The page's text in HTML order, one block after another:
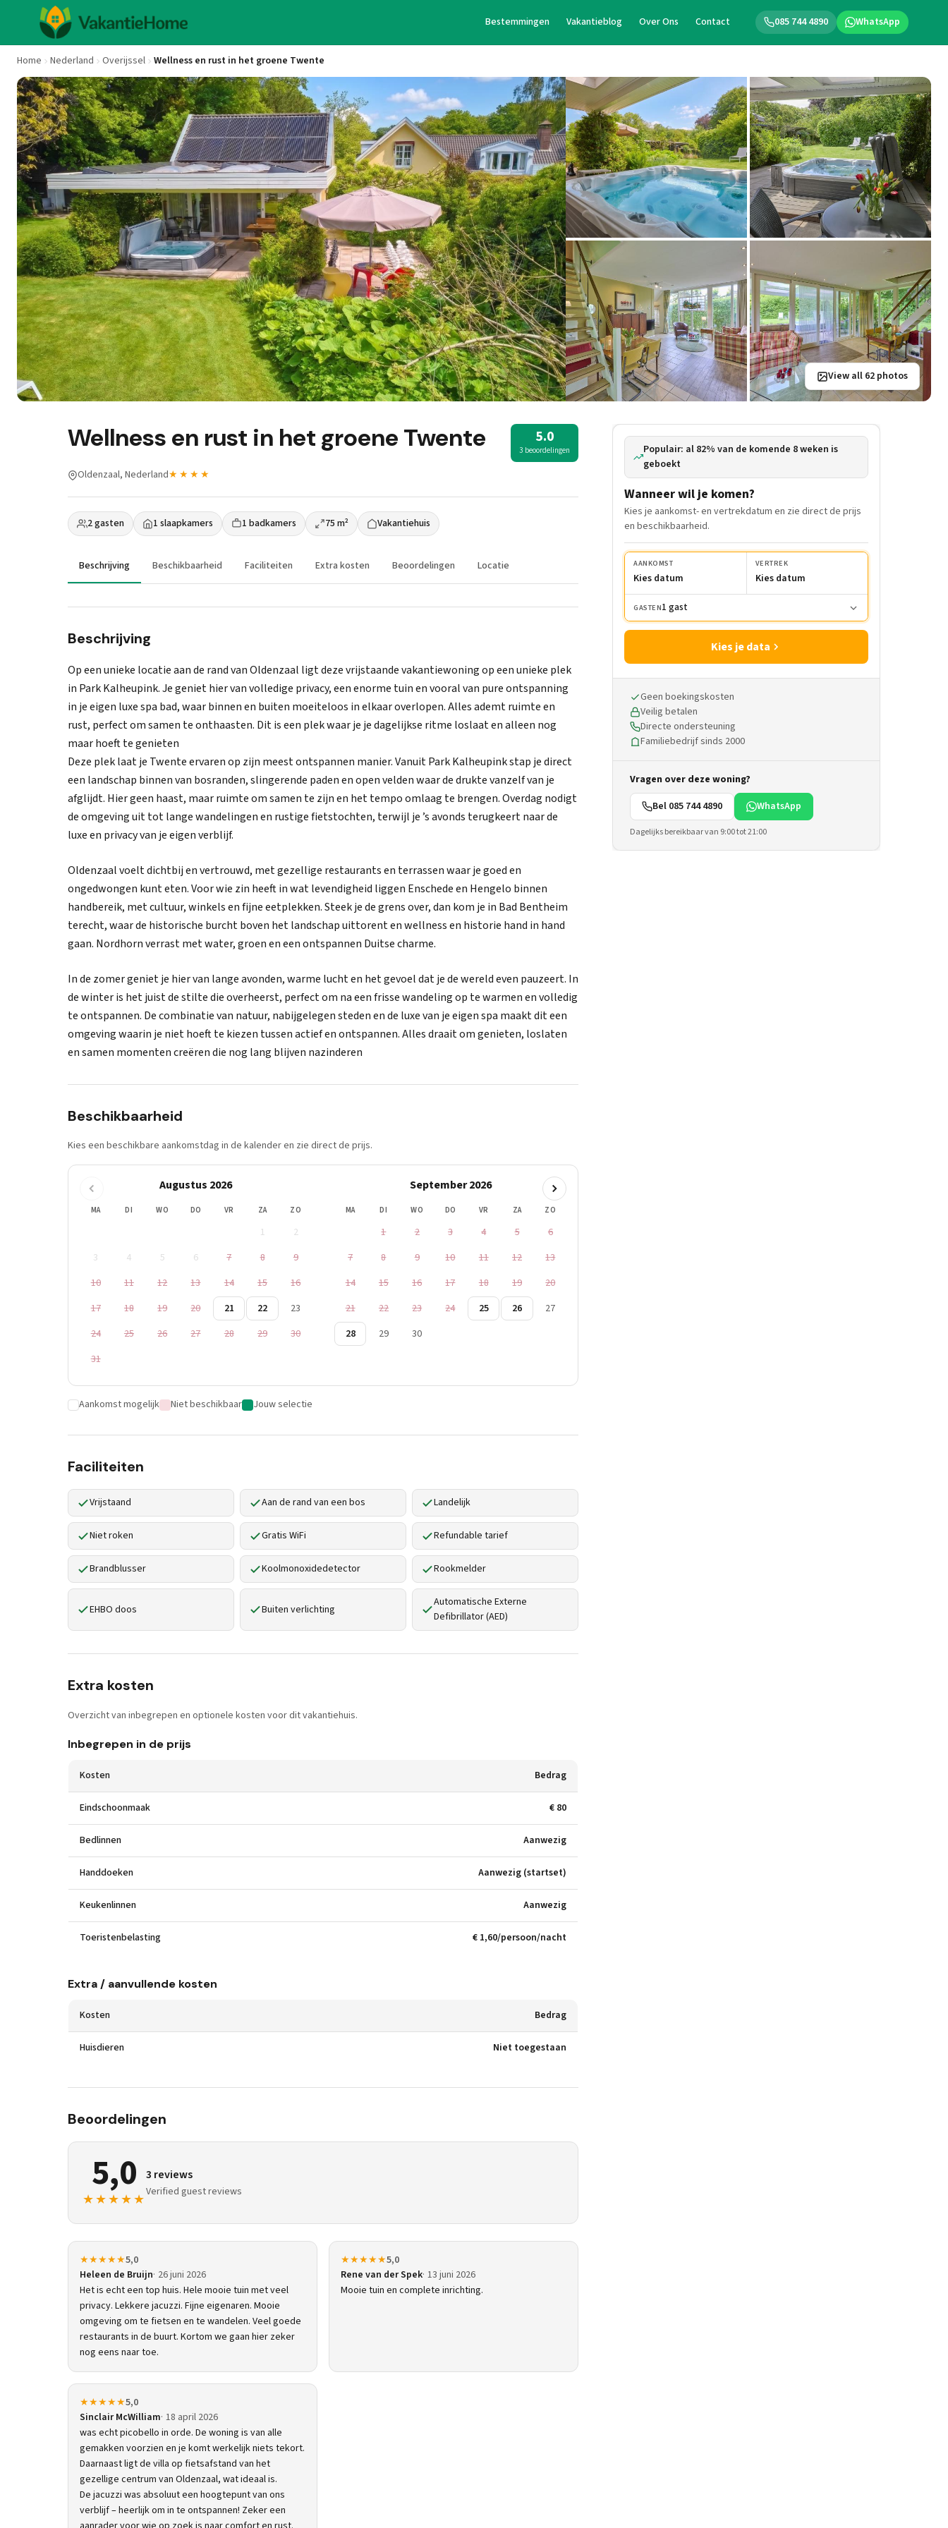
085 744 4890 WhatsApp
Bestemmingen Vakantieblog Over Ons Contact
Home Nederland Overijssel Wellness en rust in het groene Twente
View all 62 photos
Wellness en rust in het groene Twente 5.0
3 beoordelingen
Oldenzaal, Nederland★★★★
2 gasten 1 slaapkamers 1 badkamers 75 m² Vakantiehuis
Beschrijving Beschikbaarheid Faciliteiten Extra kosten Beoordelingen Locatie
Beschrijving
Op een unieke locatie aan de rand van Oldenzaal ligt deze vrijstaande vakantiewoning op een unieke plek
in Park Kalheupink. Je geniet hier van volledige privacy, een enorme tuin en vooral van pure ontspanning
in je eigen luxe spa bad, waar binnen en buiten moeiteloos in elkaar overlopen. Alles ademt ruimte en
rust, perfect om samen te onthaasten. Dit is een plek waar je je dagelijkse ritme loslaat en alleen nog
maar hoeft te genieten
Deze plek laat je Twente ervaren op zijn meest ontspannen manier. Vanuit Park Kalheupink stap je direct
een landschap binnen van bosranden, slingerende paden en open velden waar de drukte vanzelf van je
afglijdt. Hier geen haast, maar ruimte om samen te zijn en het tempo omlaag te brengen. Overdag nodigt
de omgeving uit tot lange wandelingen en rustige fietstochten, terwijl je ’s avonds terugkeert naar de
luxe en privacy van je eigen verblijf.
Oldenzaal voelt dichtbij en vertrouwd, met gezellige restaurants en terrassen waar je goed en
ongedwongen kunt eten. Voor wie zin heeft in wat levendigheid liggen Enschede en Hengelo binnen
handbereik, met cultuur, winkels en fijne eetplekken. Steek je de grens over, dan kom je in Bad Bentheim
terecht, waar de historische burcht boven het landschap uittorent en wellness en historie hand in hand
gaan. Nordhorn verrast met water, groen en een ontspannen Duitse charme.
In de zomer geniet je hier van lange avonden, warme lucht en het gevoel dat je de wereld even pauzeert. In
de winter is het juist de stilte die overheerst, perfect om na een frisse wandeling op te warmen en volledig
te ontspannen. De combinatie van natuur, nabijgelegen steden en de luxe van je eigen spa maakt dit een
omgeving waarin je niet hoeft te kiezen tussen actief en ontspannen. Alles draait om genieten, loslaten
en samen momenten creëren die nog lang blijven nazinderen
Beschikbaarheid
Kies een beschikbare aankomstdag in de kalender en zie direct de prijs.
Augustus 2026
MA DI WO DO VR ZA ZO
1
2
3
4 5 6 7 8
9
10
11 12 13 14 15
16
17
18 19 20 21 22
23
24
25 26 27 28 29
30
31
September 2026
MA DI WO DO VR ZA ZO
1 2 3 4 5
6
7
8 9 10 11 12
13
14
15 16 17 18 19
20
21
22 23 24 25 26
27
28
29 30
Aankomst mogelijk Niet beschikbaar Jouw selectie
Faciliteiten
Vrijstaand Aan de rand van een bos Landelijk
Niet roken Gratis WiFi Refundable tarief
Brandblusser Koolmonoxidedetector Rookmelder
EHBO doos Buiten verlichting
Automatische Externe
Defibrillator (AED)
Extra kosten
Overzicht van inbegrepen en optionele kosten voor dit vakantiehuis.
Inbegrepen in de prijs
Kosten Bedrag
Eindschoonmaak € 80
Bedlinnen Aanwezig
Handdoeken Aanwezig (startset)
Keukenlinnen Aanwezig
Toeristenbelasting € 1,60/persoon/nacht
Extra / aanvullende kosten
Kosten Bedrag
Huisdieren Niet toegestaan
Beoordelingen
5,0
★★★★★
3 reviews
Verified guest reviews
★★★★★5,0
Heleen de Bruijn 26 juni 2026
Het is echt een top huis. Hele mooie tuin met veel
privacy. Lekkere jacuzzi. Fijne eigenaren. Mooie
omgeving om te fietsen en te wandelen. Veel goede
restaurants in de buurt. Kortom we gaan hier zeker
nog eens naar toe.
★★★★★5,0
Rene van der Spek 13 juni 2026
Mooie tuin en complete inrichting.
★★★★★5,0
Sinclair McWilliam 18 april 2026
was echt picobello in orde. De woning is van alle
gemakken voorzien en je komt werkelijk niets tekort.
Daarnaast ligt de villa op fietsafstand van het
gezellige centrum van Oldenzaal, wat ideaal is.
De jacuzzi was absoluut een hoogtepunt van ons
verblijf – heerlijk om in te ontspannen! Zeker een
Populair: al 82% van de komende 8 weken is
geboekt
Wanneer wil je komen?
Kies je aankomst- en vertrekdatum en zie direct de prijs
en beschikbaarheid.
AANKOMST
Kies datum
VERTREK
Kies datum
GASTEN1 gast
Kies je data
Geen boekingskosten
Veilig betalen
Directe ondersteuning
Familiebedrijf sinds 2000
Vragen over deze woning?
Bel 085 744 4890
WhatsApp
Dagelijks bereikbaar van 9:00 tot 21:00